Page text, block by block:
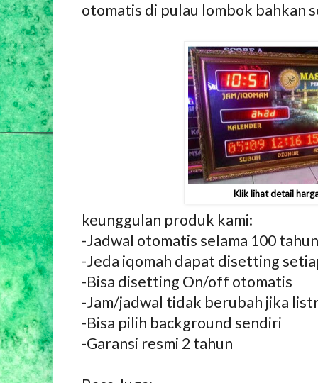
otomatis di pulau lombok bahkan
Klik lihat detail
keunggulan produk kami:
-Jadwal otomatis selama 100 tahun
-Jeda iqomah dapat disetting
-Bisa disetting On/off otomatis
-Jam/jadwal tidak berubah jika
-Bisa pilih background sendiri
-Garansi resmi 2 tahun